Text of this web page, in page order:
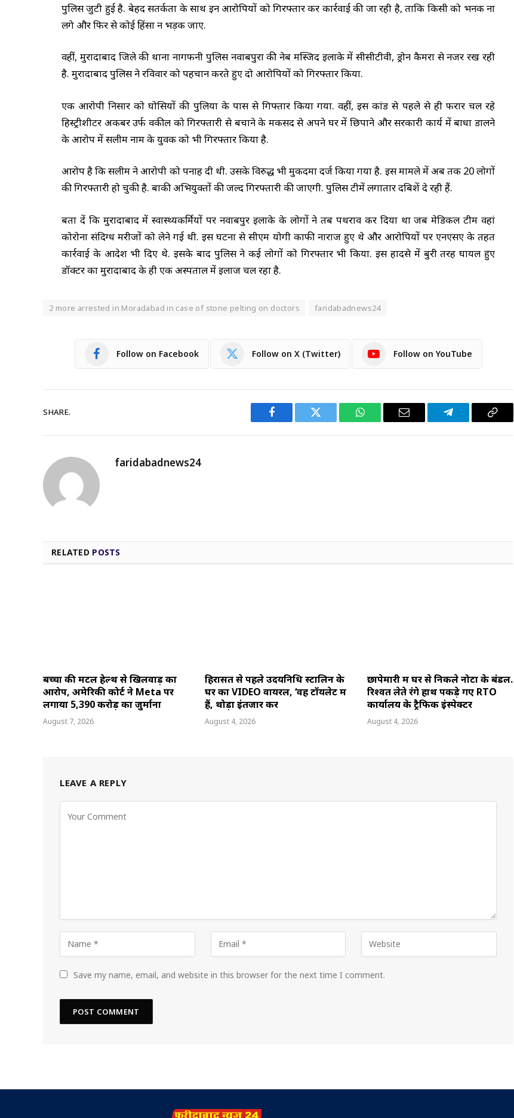
पुलिस जुटी हुई है. बेहद सतर्कता के साथ इन आरोपियों को गिरफ्तार कर कार्रवाई की जा रही है, ताकि किसी को भनक ना
लगे और फिर से कोई हिंसा न भड़क जाए.
वहीं, मुरादाबाद जिले की थाना नागफनी पुलिस नवाबपुरा की नेब मस्जिद इलाके में सीसीटीवी, ड्रोन कैमरा से नजर रख रही
है. मुरादाबाद पुलिस ने रविवार को पहचान करते हुए दो आरोपियों को गिरफ्तार किया.
एक आरोपी निसार को घोसियों की पुलिया के पास से गिफ्तार किया गया. वहीं, इस कांड से पहले से ही फरार चल रहे
हिस्ट्रीशीटर अकबर उर्फ वकील को गिरफ्तारी से बचाने के मकसद से अपने घर में छिपाने और सरकारी कार्य में बाधा डालने
के आरोप में सलीम नाम के युवक को भी गिरफ्तार किया है.
आरोप है कि सलीम ने आरोपी को पनाह दी थी. उसके विरुद्ध भी मुकदमा दर्ज किया गया है. इस मामले में अब तक 20 लोगों
की गिरफ्तारी हो चुकी है. बाकी अभियुक्तों की जल्द गिरफ्तारी की जाएगी. पुलिस टीमें लगातार दबिशें दे रही हैं.
बता दें कि मुरादाबाद में स्वास्थ्यकर्मियों पर नवाबपुर इलाके के लोगों ने तब पथराव कर दिया था जब मेडिकल टीम वहां
कोरोना संदिग्ध मरीजों को लेने गई थी. इस घटना से सीएम योगी काफी नाराज हुए थे और आरोपियों पर एनएसए के तहत
कार्रवाई के आदेश भी दिए थे. इसके बाद पुलिस ने कई लोगों को गिरफ्तार भी किया. इस हादसे में बुरी तरह घायल हुए
डॉक्टर का मुरादाबाद के ही एक अस्पताल में इलाज चल रहा है.
2 more arrested in Moradabad in case of stone pelting on doctors faridabadnews24
Follow on Facebook Follow on X (Twitter) Follow on YouTube
SHARE.
Facebook Twitter WhatsAppEmail Telegram Copy
faridabadnews24
RELATED POSTS
बच्चों की मेंटल हेल्थ से खिलवाड़ का
आरोप, अमेरिकी कोर्ट ने Meta पर
लगाया 5,390 करोड़ का जुर्माना
August 7, 2026
हिरासत से पहले उदयनिधि स्टालिन के
घर का VIDEO वायरल, ‘वह टॉयलेट में
हैं, थोड़ा इंतजार करें
August 4, 2026
छापेमारी में घर से निकले नोटों के बंडल.
रिश्वत लेते रंगे हाथ पकड़े गए RTO
कार्यालय के ट्रैफिक इंस्पेक्टर
August 4, 2026
LEAVE A REPLY
Save my name, email, and website in this browser for the next time I comment.